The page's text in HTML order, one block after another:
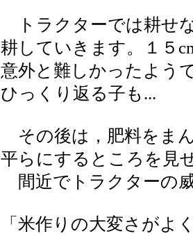
トラクターでは耕せ
耕していきます。１５
意外と難しかったよう
ひっくり返る子も...
その後は，肥料をま
平らにするところを見
間近でトラクターの
「米作りの大変さがよ